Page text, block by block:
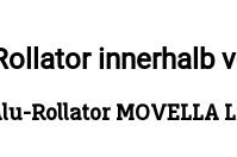
innerhalb
Rollator MOVELLA